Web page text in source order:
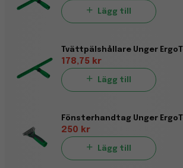
Lägg till
Tvättpälshållare Unger
178,75 kr
Lägg till
250 kr
Lägg till